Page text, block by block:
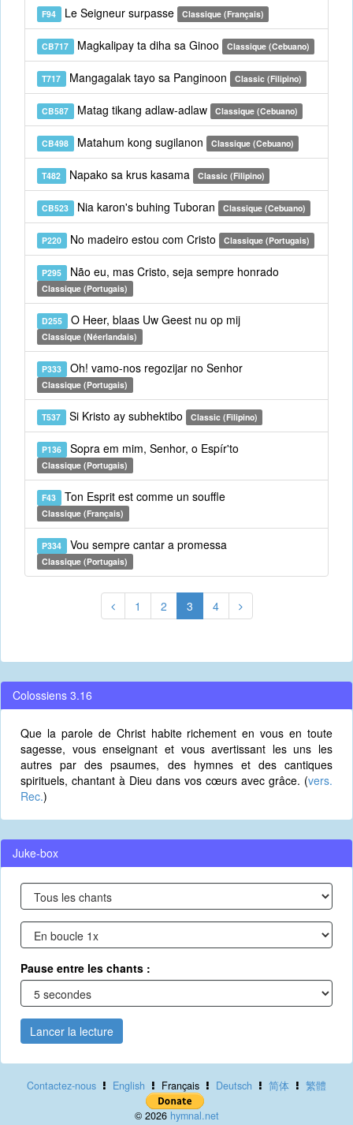
F94 Le Seigneur surpasse Classique (Français)
CB717 Magkalipay ta diha sa Ginoo Classique (Cebuano)
T717 Mangagalak tayo sa Panginoon Classic (Filipino)
CB587 Matag tikang adlaw-adlaw Classique (Cebuano)
CB498 Matahum kong sugilanon Classique (Cebuano)
T482 Napako sa krus kasama Classic (Filipino)
CB523 Nia karon's buhing Tuboran Classique (Cebuano)
P220 No madeiro estou com Cristo Classique (Portugais)
P295 Não eu, mas Cristo, seja sempre honrado
Classique (Portugais)
D255 O Heer, blaas Uw Geest nu op mij
Classique (Néerlandais)
P333 Oh! vamo-nos regozijar no Senhor
Classique (Portugais)
T537 Si Kristo ay subhektibo Classic (Filipino)
P136 Sopra em mim, Senhor, o Espír'to
Classique (Portugais)
F43 Ton Esprit est comme un souffle
Classique (Français)
P334 Vou sempre cantar a promessa
Classique (Portugais)
1 2 3 4
Colossiens 3.16
Que la parole de Christ habite richement en vous en toute
sagesse, vous enseignant et vous avertissant les uns les
autres par des psaumes, des hymnes et des cantiques
spirituels, chantant à Dieu dans vos cœurs avec grâce. (vers.
Rec.)
Juke-box
Pause entre les chants :
Lancer la lecture
Contactez-nous English Français Deutsch 简体 繁體
© 2026 hymnal.net